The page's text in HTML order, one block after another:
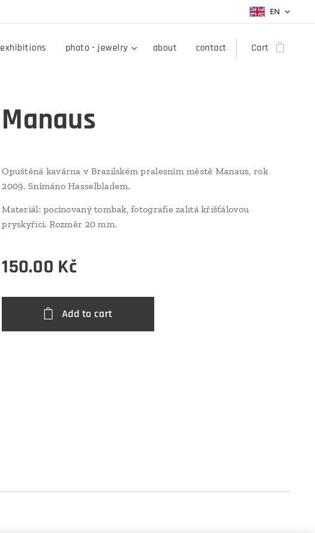
EN
exhibitions photo - jewelry about contact Cart
Manaus
Opuštěná kavárna v Brazilském pralesním městě Manaus, rok
2009. Snímáno Hasselbladem.
Materiál: pocínovaný tombak, fotografie zalitá křišťálovou
pryskyřicí. Rozměr 20 mm.
150.00 Kč
Add to cart